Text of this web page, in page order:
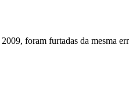
foram furtadas da mesma